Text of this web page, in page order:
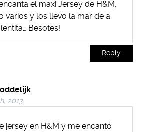
el maxi Jersey de H&M,
varios y los llevo la mar de a
Besotes!
Reply
2013
jersey en H&M y me encantó